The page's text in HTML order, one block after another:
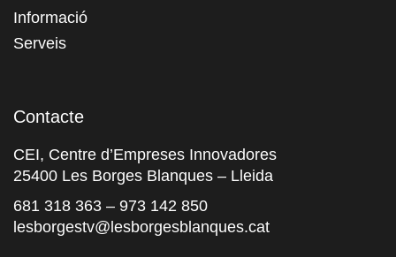
Informació
Serveis
Contacte
CEI, Centre d’Empreses Innovadores
25400 Les Borges Blanques – Lleida
681 318 363 – 973 142 850
lesborgestv@lesborgesblanques.cat